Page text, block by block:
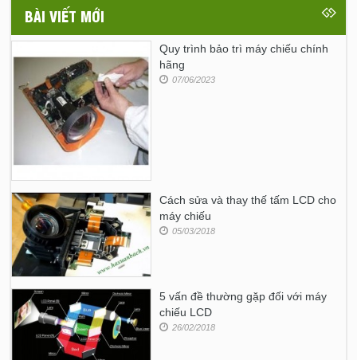
BÀI VIẾT MỚI
Quy trình bảo trì máy chiếu chính
hãng
07/06/2023
Cách sửa và thay thế tấm LCD cho
máy chiếu
05/03/2018
5 vấn đề thường gặp đối với máy
chiếu LCD
26/02/2018